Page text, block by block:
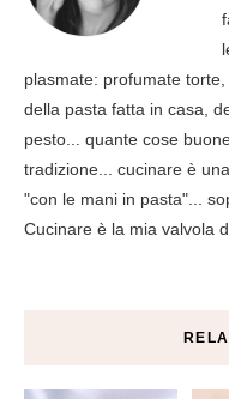
plasmate: profumate
della pasta fatta in casa,
pesto... quante cose
tradizione... cucinare è
"con le mani in pasta"...
Cucinare è la mia valvola